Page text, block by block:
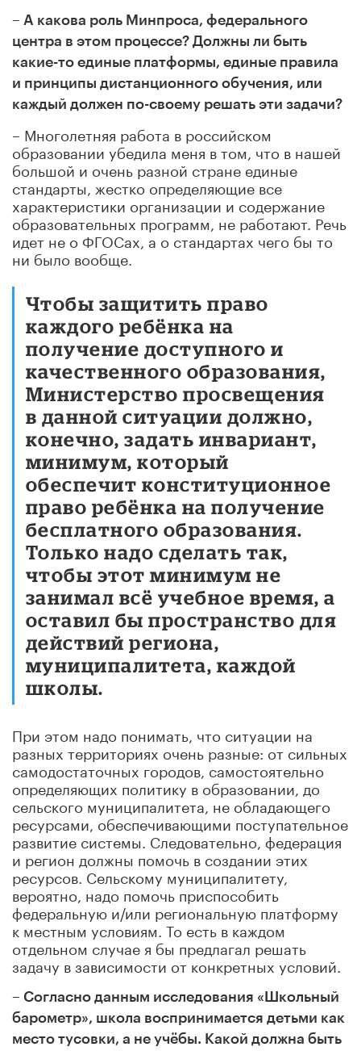
– А какова роль Минпроса, федерального
центра в этом процессе? Должны ли быть
какие-то единые платформы, единые правила
и принципы дистанционного обучения, или
каждый должен по-своему решать эти задачи?
– Многолетняя работа в российском
образовании убедила меня в том, что в нашей
большой и очень разной стране единые
стандарты, жестко определяющие все
характеристики организации и содержание
образовательных программ, не работают. Речь
идет не о ФГОСах, а о стандартах чего бы то
ни было вообще.
Чтобы защитить право
каждого ребёнка на
получение доступного и
качественного образования,
Министерство просвещения
в данной ситуации должно,
конечно, задать инвариант,
минимум, который
обеспечит конституционное
право ребёнка на получение
бесплатного образования.
Только надо сделать так,
чтобы этот минимум не
занимал всё учебное время, а
оставил бы пространство для
действий региона,
муниципалитета, каждой
школы.
При этом надо понимать, что ситуации на
разных территориях очень разные: от сильных
самодостаточных городов, самостоятельно
определяющих политику в образовании, до
сельского муниципалитета, не обладающего
ресурсами, обеспечивающими поступательное
развитие системы. Следовательно, федерация
и регион должны помочь в создании этих
ресурсов. Сельскому муниципалитету,
вероятно, надо помочь приспособить
федеральную и/или региональную платформу
к местным условиям. То есть в каждом
отдельном случае я бы предлагал решать
задачу в зависимости от конкретных условий.
– Согласно данным исследования «Школьный
барометр», школа воспринимается детьми как
место тусовки, а не учёбы. Какой должна быть